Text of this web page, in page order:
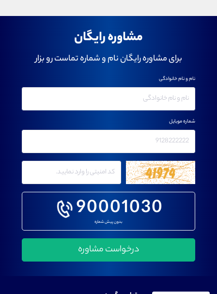
مشاوره رایگان
برای مشاوره رایگان نام و شماره تماست رو بزار
90001030
بدون پیش شماره
نام و نام خانوادگی
شماره موبایل